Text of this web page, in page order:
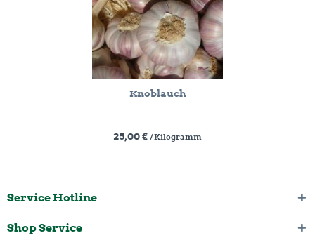
Knoblauch
25,00 € / Kilogramm
Service Hotline
Shop Service